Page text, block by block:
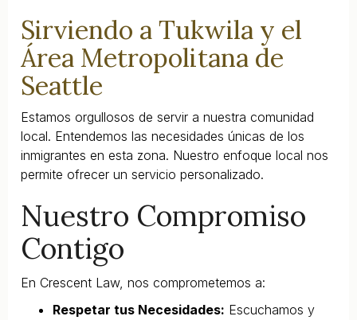
Sirviendo a Tukwila y el
Área Metropolitana de
Seattle
Estamos orgullosos de servir a nuestra comunidad
local. Entendemos las necesidades únicas de los
inmigrantes en esta zona. Nuestro enfoque local nos
permite ofrecer un servicio personalizado.
Nuestro Compromiso
Contigo
En Crescent Law, nos comprometemos a:
Respetar tus Necesidades: Escuchamos y